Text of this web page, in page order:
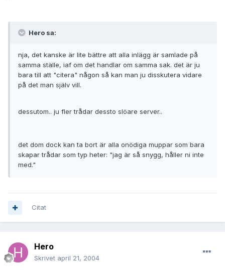
Hero sa:
nja, det kanske är lite bättre att alla inlägg är samlade på
samma ställe, iaf om det handlar om samma sak. det är ju
bara till att "citera" någon så kan man ju disskutera vidare
på det man själv vill.
dessutom.. ju fler trådar dessto slöare server..
det dom dock kan ta bort är alla onödiga muppar som bara
skapar trådar som typ heter: "jag är så snygg, håller ni inte
med."
Citat
Hero
Skrivet april 21, 2004